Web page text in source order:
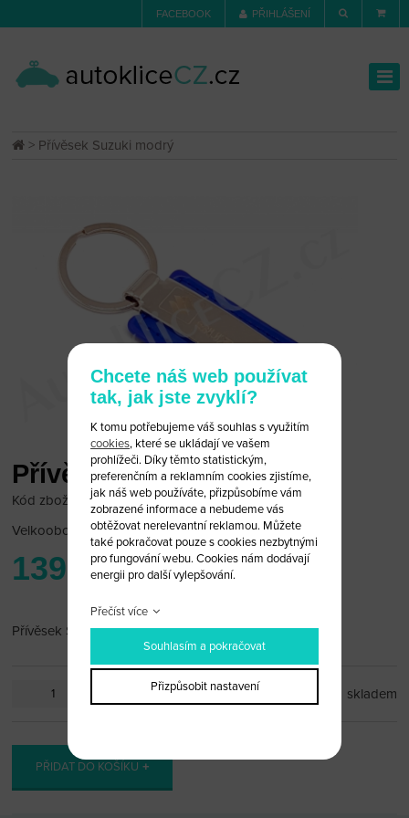
FACEBOOK PŘIHLÁŠENÍ
> Přívěsek Suzuki modrý
Přívěsek Suzuki modrý
Kód zboží: SUZ_PR21
Velkoobchodní cena: po přihlášení
139 Kč
Přívěsek Suzuki
skladem
PŘIDAT DO KOŠÍKU
Chcete náš web používat
tak, jak jste zvyklí?
K tomu potřebujeme váš souhlas s využitím
cookies, které se ukládají ve vašem
prohlížeči. Díky těmto statistickým,
preferenčním a reklamním cookies zjistíme,
jak náš web používáte, přizpůsobíme vám
zobrazené informace a nebudeme vás
obtěžovat nerelevantní reklamou. Můžete
také pokračovat pouze s cookies nezbytnými
pro fungování webu. Cookies nám dodávají
energii pro další vylepšování.
Přečíst více
Souhlasím a pokračovat
Přizpůsobit nastavení